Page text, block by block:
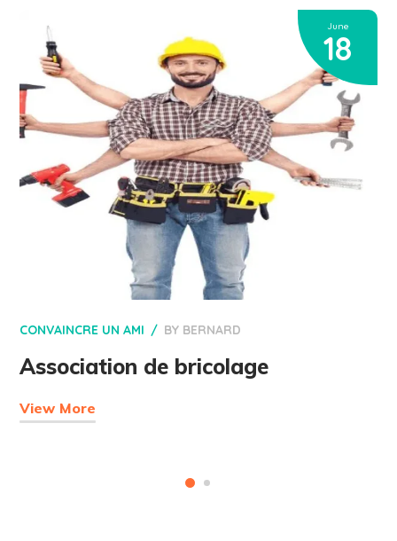
June
18
CONVAINCRE UN AMI BY BERNARD
Association de bricolage
View More